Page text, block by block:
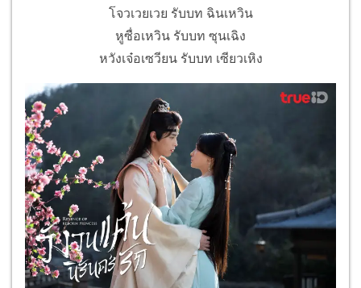
โจวเวยเวย รับบท ฉินเหวิน
หูซื่อเหวิน รับบท ซุนเฉิง
หวังเจ๋อเซวียน รับบท เซียวเหิง